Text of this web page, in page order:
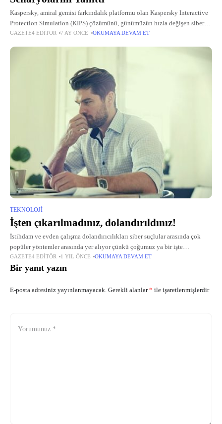
Kaspersky, amiral gemisi farkındalık platformu olan Kaspersky Interactive
Protection Simulation (KIPS) çözümünü, günümüzün hızla değişen siber
tehdit ortamını yansıtan yeni ve güncellenmiş senaryolarla genişletti.
GAZETE4 EDITÖR 7 AY ÖNCE OKUMAYA DEVAM ET
TEKNOLOJI
İşten çıkarılmadınız, dolandırıldınız!
İstihdam ve evden çalışma dolandırıcılıkları siber suçlular arasında çok
popüler yöntemler arasında yer alıyor çünkü çoğumuz ya bir işte
çalışıyoruz ya da bir iş arıyoruz.
GAZETE4 EDITÖR 1 YIL ÖNCE OKUMAYA DEVAM ET
Bir yanıt yazın
E-posta adresiniz yayınlanmayacak. Gerekli alanlar* ile işaretlenmişlerdir